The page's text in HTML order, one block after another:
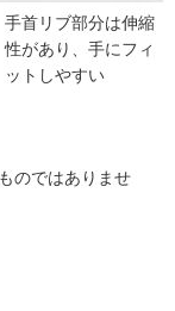
手首リブ部分は伸縮
性があり、手にフィ
ットしやすい
のではありませ